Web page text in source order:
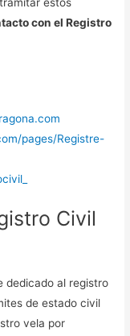
con el Registro
pages/Registre-
Civil
dedicado al registro
de estado civil
vela por